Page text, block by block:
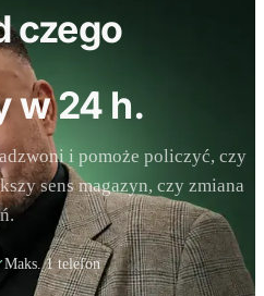
czego
w 24 h.
i pomoże policzyć, czy
sens magazyn, czy zmiana
Maks. 1 telefon